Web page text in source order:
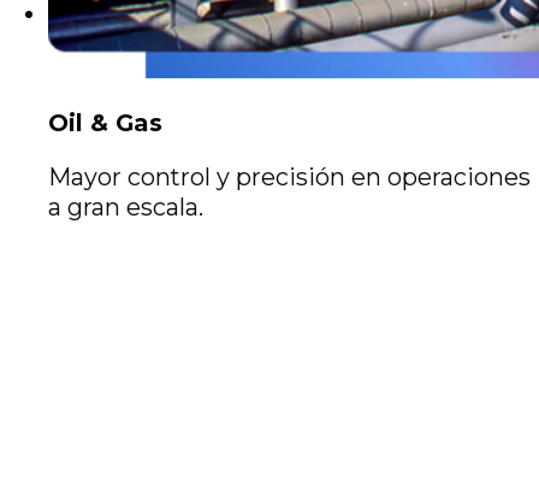
Oil & Gas
Mayor control y precisión en operaciones
a gran escala.